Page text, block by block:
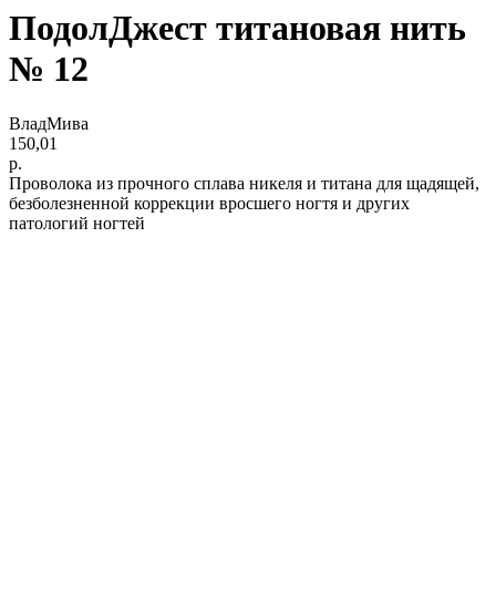
ПодолДжест титановая нить
№ 12
ВладМива
150,01
р.
Проволока из прочного сплава никеля и титана для щадящей,
безболезненной коррекции вросшего ногтя и других
патологий ногтей